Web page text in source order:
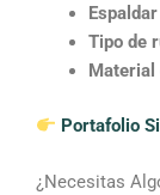
Tipo de
Material
Portafolio
¿Necesitas